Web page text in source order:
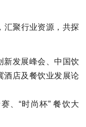
汇聚行业资源，共探
新发展峰会、中国饮
酒店及餐饮业发展论
、“时尚杯” 餐饮大